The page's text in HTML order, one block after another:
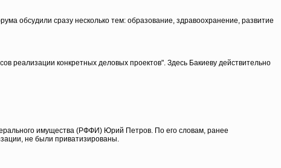
обсудили сразу несколько тем: образование, здравоохранение, развитие
реализации конкретных деловых проектов". Здесь Бакиеву действительно
имущества (РФФИ) Юрий Петров. По его словам, ранее
не были приватизированы.